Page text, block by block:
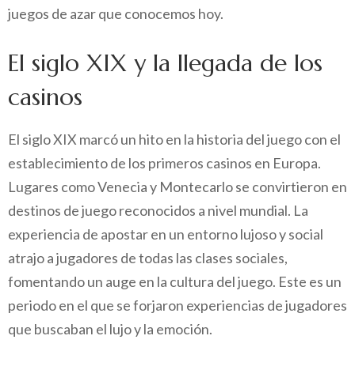
juegos de azar que conocemos hoy.
El siglo XIX y la llegada de los
casinos
El siglo XIX marcó un hito en la historia del juego con el
establecimiento de los primeros casinos en Europa.
Lugares como Venecia y Montecarlo se convirtieron en
destinos de juego reconocidos a nivel mundial. La
experiencia de apostar en un entorno lujoso y social
atrajo a jugadores de todas las clases sociales,
fomentando un auge en la cultura del juego. Este es un
periodo en el que se forjaron experiencias de jugadores
que buscaban el lujo y la emoción.